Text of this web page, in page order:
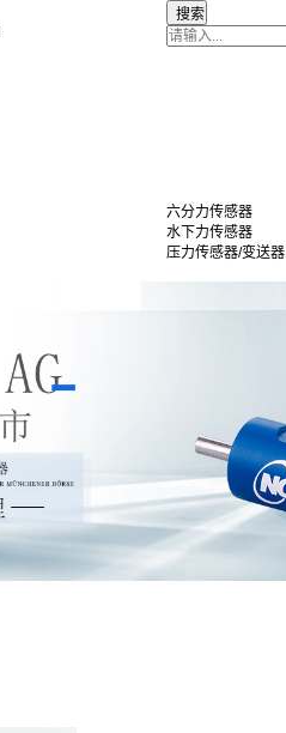
六分力传感器
水下力传感器
压力传感器/变送器